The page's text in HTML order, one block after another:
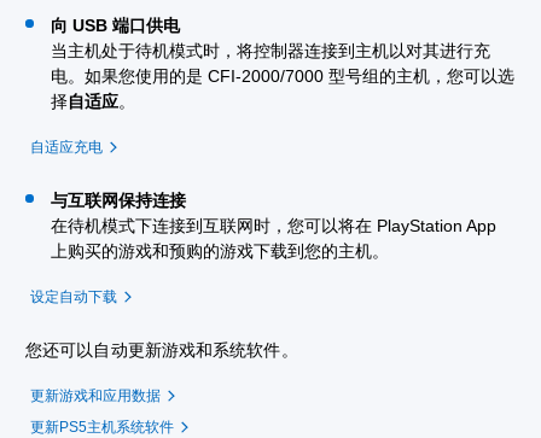
向 USB 端口供电
当主机处于待机模式时，将控制器连接到主机以对其进行充
电。如果您使用的是 CFI-2000/7000 型号组的主机，您可以选
择自适应。
自适应充电
与互联网保持连接
在待机模式下连接到互联网时，您可以将在 PlayStation App
上购买的游戏和预购的游戏下载到您的主机。
设定自动下载
您还可以自动更新游戏和系统软件。
更新游戏和应用数据
更新PS5主机系统软件